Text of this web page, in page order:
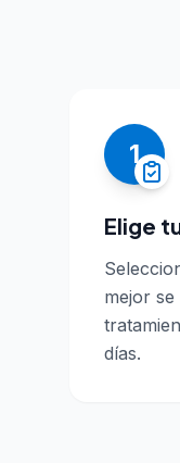
1
Elige
mejor se
días.